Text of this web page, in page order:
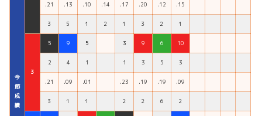
今
節
成
績
.21 .13 .10 .14 .17 .20 .12 .15
３ ５ １ ２ １ ３ ２ １
３
5 9 5 3 9 6 10
2 4 1 1 3 5 3
.21 .09 .01 .23 .19 .19 .09
３ １ １ ２ ２ ６ ２